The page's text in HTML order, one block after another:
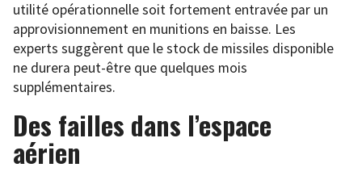
utilité opérationnelle soit fortement entravée par un
approvisionnement en munitions en baisse. Les
experts suggèrent que le stock de missiles disponible
ne durera peut-être que quelques mois
supplémentaires.
Des failles dans l’espace
aérien